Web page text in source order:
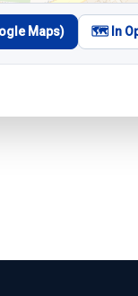
Maps) 🗺️ In